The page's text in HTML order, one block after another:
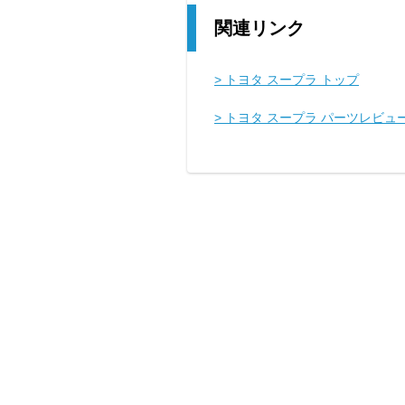
関連リンク
> トヨタ スープラ トップ
> トヨタ スープラ パーツレビュ